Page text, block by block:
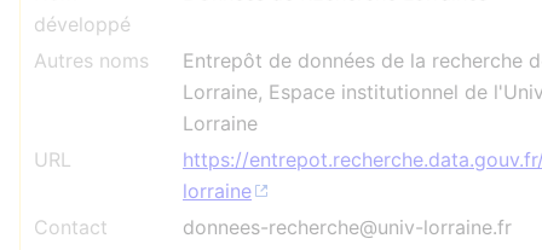
développé
Autres noms
Entrepôt de données de la recherche
Lorraine, Espace institutionnel de
Lorraine
URL
https://
lorraine
Contact
donnees-recherche@univ-lorraine.fr